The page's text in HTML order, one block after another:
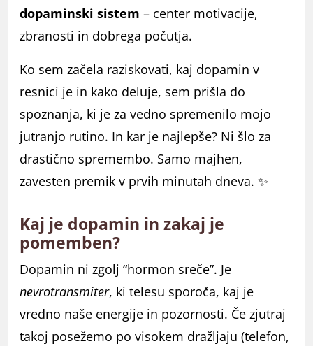
dopaminski sistem – center motivacije,
zbranosti in dobrega počutja.
Ko sem začela raziskovati, kaj dopamin v
resnici je in kako deluje, sem prišla do
spoznanja, ki je za vedno spremenilo mojo
jutranjo rutino. In kar je najlepše? Ni šlo za
drastično spremembo. Samo majhen,
zavesten premik v prvih minutah dneva. ✨
Kaj je dopamin in zakaj je
pomemben?
Dopamin ni zgolj “hormon sreče”. Je
nevrotransmiter, ki telesu sporoča, kaj je
vredno naše energije in pozornosti. Če zjutraj
takoj posežemo po visokem dražljaju (telefon,